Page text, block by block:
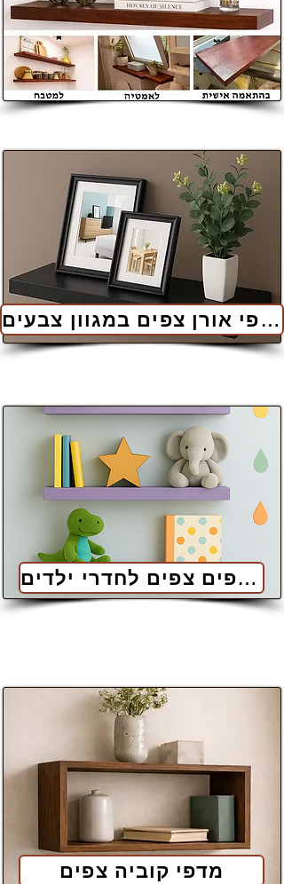
למדפי אורן צפים במגוון צבעים
מדפים צפים לחדרי ילדים
מדפי קוביה צפים